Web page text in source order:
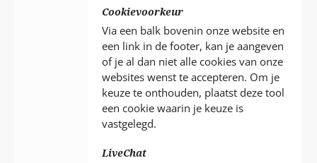
Cookievoorkeur
Via een balk bovenin onze website en
een link in de footer, kan je aangeven
of je al dan niet alle cookies van onze
websites wenst te accepteren. Om je
keuze te onthouden, plaatst deze tool
een cookie waarin je keuze is
vastgelegd.
LiveChat